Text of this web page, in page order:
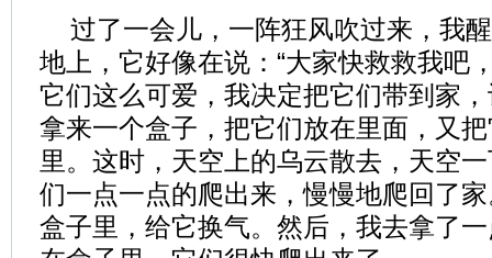
过了一会儿，一阵狂风吹过来，我
地上，它好像在说：“大家快救救我吧
它们这么可爱，我决定把它们带到家
拿来一个盒子，把它们放在里面，又
里。这时，天空上的乌云散去，天空
们一点一点的爬出来，慢慢地爬回了
盒子里，给它换气。然后，我去拿了